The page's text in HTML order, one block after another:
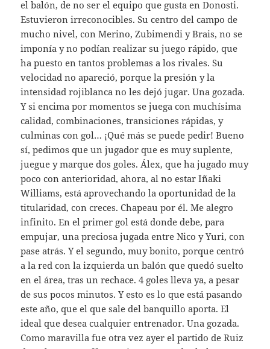
el balón, de no ser el equipo que gusta en Donosti.
Estuvieron irreconocibles. Su centro del campo de
mucho nivel, con Merino, Zubimendi y Brais, no se
imponía y no podían realizar su juego rápido, que
ha puesto en tantos problemas a los rivales. Su
velocidad no apareció, porque la presión y la
intensidad rojiblanca no les dejó jugar. Una gozada.
Y si encima por momentos se juega con muchísima
calidad, combinaciones, transiciones rápidas, y
culminas con gol… ¡Qué más se puede pedir! Bueno
sí, pedimos que un jugador que es muy suplente,
juegue y marque dos goles. Álex, que ha jugado muy
poco con anterioridad, ahora, al no estar Iñaki
Williams, está aprovechando la oportunidad de la
titularidad, con creces. Chapeau por él. Me alegro
infinito. En el primer gol está donde debe, para
empujar, una preciosa jugada entre Nico y Yuri, con
pase atrás. Y el segundo, muy bonito, porque centró
a la red con la izquierda un balón que quedó suelto
en el área, tras un rechace. 4 goles lleva ya, a pesar
de sus pocos minutos. Y esto es lo que está pasando
este año, que el que sale del banquillo aporta. El
ideal que desea cualquier entrenador. Una gozada.
Como maravilla fue otra vez ayer el partido de Ruiz